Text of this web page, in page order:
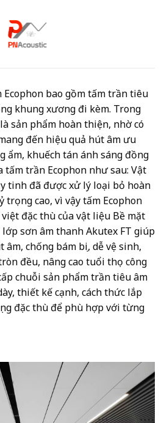
bao gồm tấm trần tiêu
khung xương đi kèm. Trong
sản phẩm hoàn thiện, nhờ có
đến hiệu quả hút âm ưu
ẩm, khuếch tán ánh sáng đồng
tấm trần Ecophon như sau: Vật
tinh đã được xử lý loại bỏ hoàn
trọng cao, vì vậy tấm Ecophon
đặc thù của vật liệu Bề mặt
sơn âm thanh Akutex FT giúp
chống bám bụi, dễ vệ sinh,
đều, nâng cao tuổi thọ công
chuỗi sản phẩm trần tiêu âm
thiết kế cạnh, cách thức lắp
đặc thù để phù hợp với từng